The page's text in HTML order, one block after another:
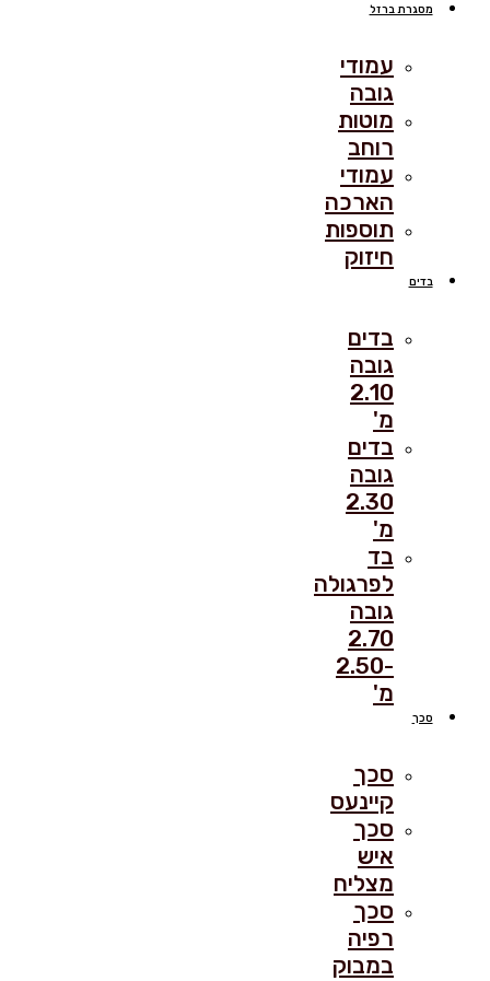
מסגרת ברזל
עמודי
גובה
מוטות
רוחב
עמודי
הארכה
תוספות
חיזוק
בדים
בדים
גובה
2.10
מ'
בדים
גובה
2.30
מ'
בד
לפרגולה
גובה
2.70
-2.50
מ'
סכך
סכך
קיינעס
סכך
איש
מצליח
סכך
רפיה
במבוק